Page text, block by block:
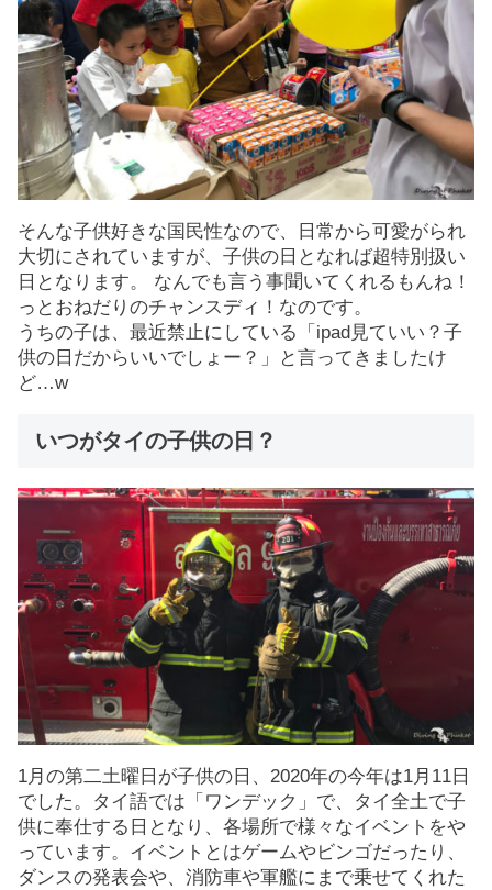
そんな子供好きな国民性なので、日常から可愛がられ
大切にされていますが、子供の日となれば超特別扱い
日となります。 なんでも言う事聞いてくれるもんね！
っとおねだりのチャンスディ！なのです。
うちの子は、最近禁止にしている「ipad見ていい？子
供の日だからいいでしょー？」と言ってきましたけ
ど…w
いつがタイの子供の日？
1月の第二土曜日が子供の日、2020年の今年は1月11日
でした。タイ語では「ワンデック」で、タイ全土で子
供に奉仕する日となり、各場所で様々なイベントをや
っています。イベントとはゲームやビンゴだったり、
ダンスの発表会や、消防車や軍艦にまで乗せてくれた